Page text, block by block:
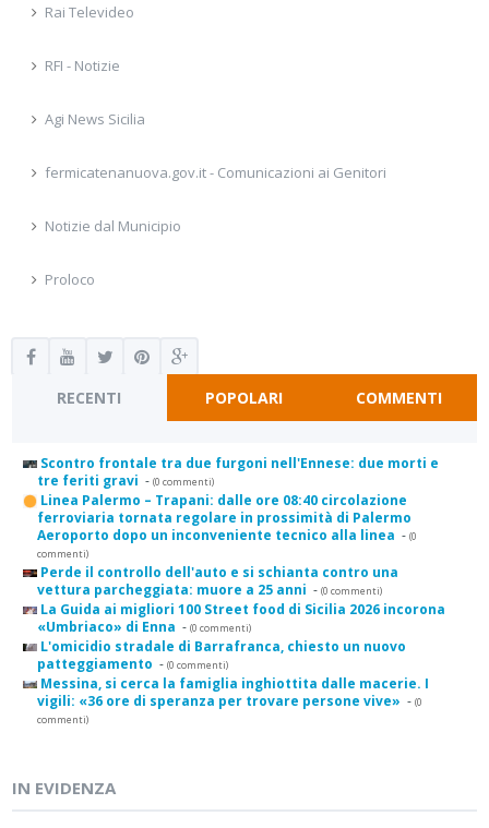
Rai Televideo
RFI - Notizie
Agi News Sicilia
fermicatenanuova.gov.it - Comunicazioni ai Genitori
Notizie dal Municipio
Proloco
RECENTI POPOLARI COMMENTI
Scontro frontale tra due furgoni nell'Ennese: due morti e
tre feriti gravi - (0 commenti)
Linea Palermo – Trapani: dalle ore 08:40 circolazione
ferroviaria tornata regolare in prossimità di Palermo
Aeroporto dopo un inconveniente tecnico alla linea - (0
commenti)
Perde il controllo dell'auto e si schianta contro una
vettura parcheggiata: muore a 25 anni - (0 commenti)
La Guida ai migliori 100 Street food di Sicilia 2026 incorona
«Umbriaco» di Enna - (0 commenti)
L'omicidio stradale di Barrafranca, chiesto un nuovo
patteggiamento - (0 commenti)
Messina, si cerca la famiglia inghiottita dalle macerie. I
vigili: «36 ore di speranza per trovare persone vive» - (0
commenti)
IN EVIDENZA